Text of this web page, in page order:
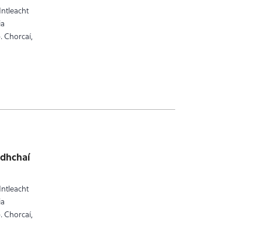
Chorcaí,
Chorcaí,